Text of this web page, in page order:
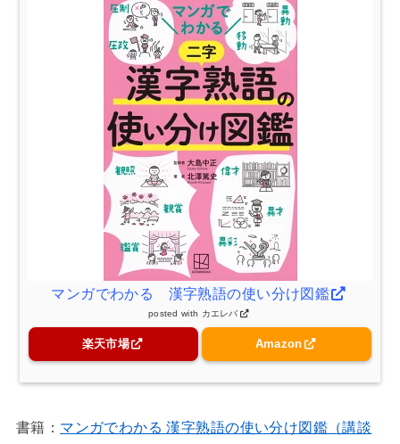
マンガでわかる 漢字熟語の使い分け図鑑
posted with カエレバ
楽天市場 Amazon
書籍： マンガでわかる 漢字熟語の使い分け図鑑（講談